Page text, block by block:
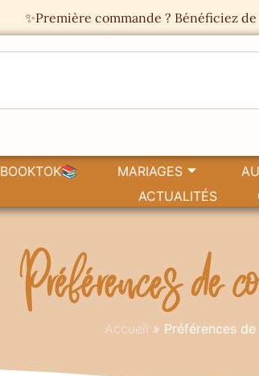
✨Première commande ? Bénéficiez
BOOKTOK📚 MARIAGES
ACTUALITÉS
Préférences de
Accueil » Préférences